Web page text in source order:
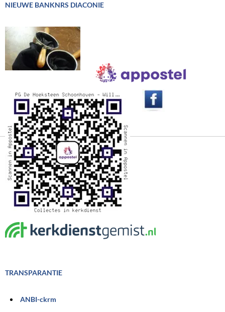
NIEUWE BANKNRS DIACONIE
TRANSPARANTIE
ANBI-ckrm